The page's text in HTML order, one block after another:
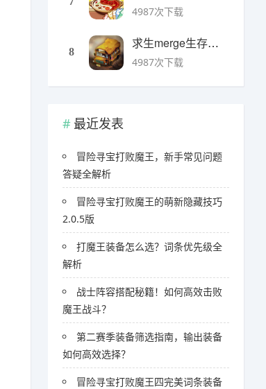
4987次下载
8
求生merge生存之地手机版 v1.48.0安卓版
4987次下载
最近发表
冒险寻宝打败魔王，新手常见问题
答疑全解析
冒险寻宝打败魔王的萌新隐藏技巧
2.0.5版
打魔王装备怎么选？词条优先级全
解析
战士阵容搭配秘籍！如何高效击败
魔王战斗？
第二赛季装备筛选指南，输出装备
如何高效选择？
冒险寻宝打败魔王四完美词条装备